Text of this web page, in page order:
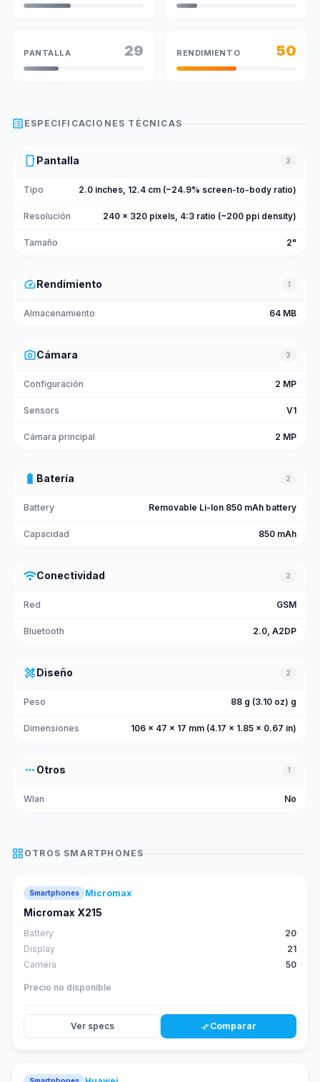
PANTALLA 29 RENDIMIENTO 50
list_alt ESPECIFICACIONES TÉCNICAS
smartphone Pantalla 3
Tipo 2.0 inches, 12.4 cm (~24.9% screen-to-body ratio)
Resolución 240 x 320 pixels, 4:3 ratio (~200 ppi density)
Tamaño 2"
speedRendimiento 1
Almacenamiento 64 MB
photo_cameraCámara 3
Configuración 2 MP
Sensors V1
Cámara principal 2 MP
battery_full Batería 2
Battery Removable Li-Ion 850 mAh battery
Capacidad 850 mAh
wifiConectividad 2
Red GSM
Bluetooth 2.0, A2DP
design_servicesDiseño 2
Peso 88 g (3.10 oz) g
Dimensiones 106 x 47 x 17 mm (4.17 x 1.85 x 0.67 in)
more_horiz Otros 1
Wlan No
grid_view OTROS SMARTPHONES
Smartphones Micromax
Micromax X215
Battery
20
Display
21
Camera
50
Precio no disponible
Ver specs compare_arrowsComparar